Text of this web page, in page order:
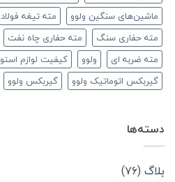
ماشین‌های سنگین ولوو
مته تیغه
مته حفاری سنگ
مته حفاری چاه نفت
مته ضربه ای
ولوو
کیفیت لوازم
گیربکس اتوماتیک ولوو
گیربکس ولوو
دسته‌ها
بلاگ (۷۶)